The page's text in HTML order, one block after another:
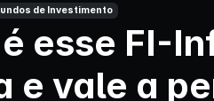
de Investimento
é esse FI-
e vale a